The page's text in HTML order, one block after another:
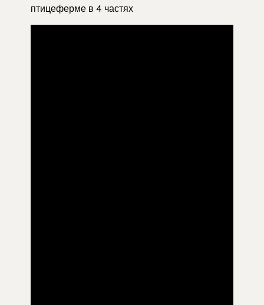
птицеферме в 4 частях